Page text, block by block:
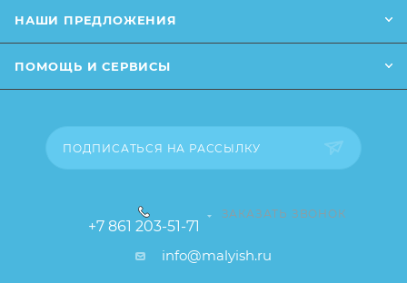
Заказанный товар может незначительно отличаться
сайте (например, оттенки цветов, незначительные
товара), при этом основные потребительские
свойства и иные существенные элементы товара и
НАШИ ПРЕДЛОЖЕНИЯ
ПОМОЩЬ И СЕРВИСЫ
ПОДПИСАТЬСЯ НА РАССЫЛКУ
+7 861 203-51-71
ЗАКАЗАТЬ ЗВОНОК
info@malyish.ru